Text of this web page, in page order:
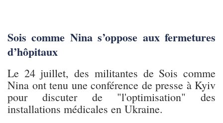
Sois comme Nina s’oppose aux fermetures
d’hôpitaux
Le 24 juillet, des militantes de Sois comme
Nina ont tenu une conférence de presse à Kyiv
pour discuter de "l'optimisation" des
installations médicales en Ukraine.